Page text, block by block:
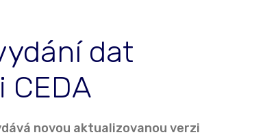
dat
novou aktualizovanou verzi